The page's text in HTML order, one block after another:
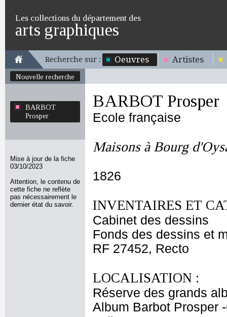
Les collections du département des
arts graphiques
Recherche sur : Oeuvres Artistes
Nouvelle recherche
BARBOT
Prosper
Mise à jour de la fiche
03/10/2023
Attention, le contenu de
cette fiche ne reflète
pas nécessairement le
dernier état du savoir.
BARBOT Prosper
Ecole française
Maisons à Bourg
1826
INVENTAIRES ET
Cabinet des dessins
Fonds des dessins et
RF 27452, Recto
LOCALISATION :
Réserve des grands
Album Barbot Prosper